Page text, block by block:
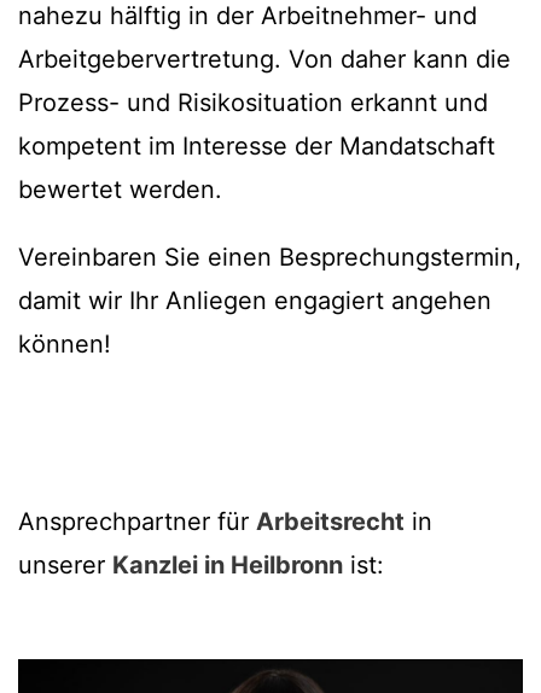
nahezu hälftig in der Arbeitnehmer- und
Arbeitgebervertretung. Von daher kann die
Prozess- und Risikosituation erkannt und
kompetent im Interesse der Mandatschaft
bewertet werden.
Vereinbaren Sie einen Besprechungstermin,
damit wir Ihr Anliegen engagiert angehen
können!
Ansprechpartner für Arbeitsrecht in
unserer Kanzlei in Heilbronn ist: